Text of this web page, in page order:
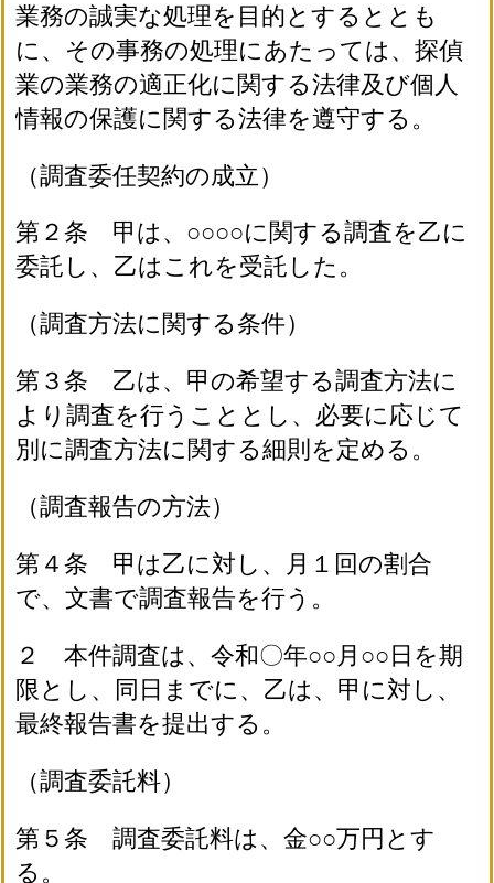
業務の誠実な処理を目的とするととも
に、その事務の処理にあたっては、探偵
業の業務の適正化に関する法律及び個人
情報の保護に関する法律を遵守する。
（調査委任契約の成立）
第２条 甲は、○○○○に関する調査を乙に
委託し、乙はこれを受託した。
（調査方法に関する条件）
第３条 乙は、甲の希望する調査方法に
より調査を行うこととし、必要に応じて
別に調査方法に関する細則を定める。
（調査報告の方法）
第４条 甲は乙に対し、月１回の割合
で、文書で調査報告を行う。
２ 本件調査は、令和〇年○○月○○日を期
限とし、同日までに、乙は、甲に対し、
最終報告書を提出する。
（調査委託料）
第５条 調査委託料は、金○○万円とす
る。